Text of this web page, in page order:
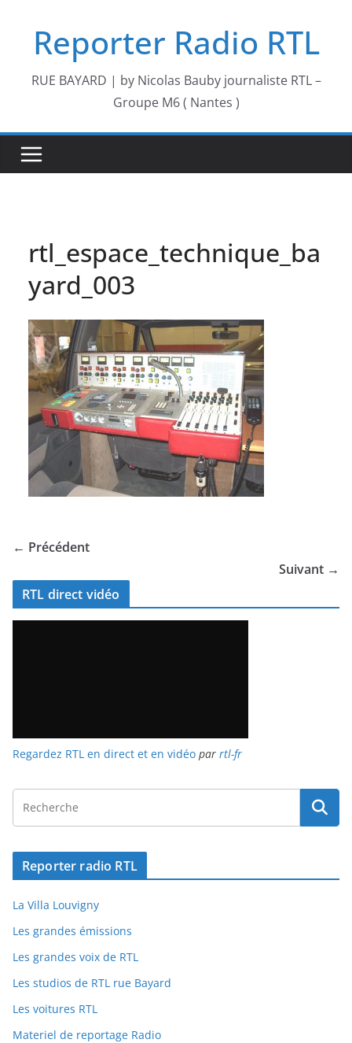
contenuReporter Radio RTL
RUE BAYARD | by Nicolas Bauby journaliste RTL –
Groupe M6 ( Nantes )
rtl_espace_technique_ba
yard_003
← Précédent
Suivant →
RTL direct vidéo
Regardez RTL en direct et en vidéo par rtl-fr
Reporter radio RTL
La Villa Louvigny
Les grandes émissions
Les grandes voix de RTL
Les studios de RTL rue Bayard
Les voitures RTL
Materiel de reportage Radio